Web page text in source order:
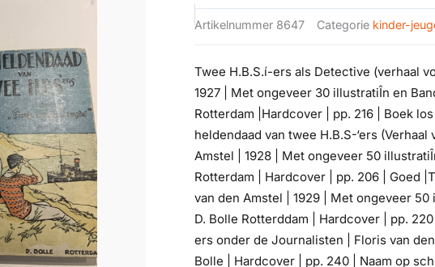
Artikelnummer 8647 Categorie kinder-
Twee H.B.S.í-ers als Detective (verhaal
1927 | Met ongeveer 30 illustratiÎn en
Rotterdam |Hardcover | pp. 216 | Boek
heldendaad van twee H.B.S-‘ers
Amstel | 1928 | Met ongeveer 50
Rotterdam | Hardcover | pp. 206 | Goed
van den Amstel | 1929 | Met ongeveer
D. Bolle Rotterddam | Hardcover | pp.
ers onder de Journalisten | Floris van
Bolle | Hardcover | pp. 240 | Naam op